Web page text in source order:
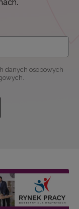
danych osobowych